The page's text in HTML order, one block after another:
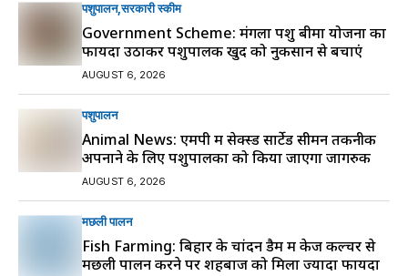
पशुपालन सरकारी स्की‍म
Government Scheme: मंगला पशु बीमा योजना का
फायदा उठाकर पशुपालक खुद को नुकसान से बचाएं
AUGUST 6, 2026
पशुपालन
Animal News: एमपी में सेक्स्ड सार्टेड सीमन तकनीक
अपनाने के लिए पशुपालकों को किया जाएगा जागरुक
AUGUST 6, 2026
मछली पालन
Fish Farming: बिहार के चांदन डैम में केज कल्चर से
मछली पालन करने पर शहबाज को मिला ज्यादा फायदा